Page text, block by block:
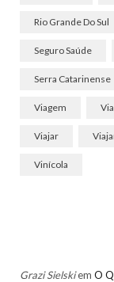
Rio Grande Do Sul
Seguro Saúde
Serra Catarinense
Viagem
Viajar
Vinícola
Grazi Sielskiem O